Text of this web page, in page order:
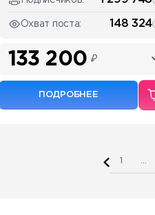
Охват поста: 148 324
133 200 ₽
ПОДРОБНЕЕ
1 ...